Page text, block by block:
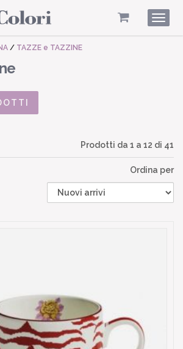
/ TAZZE e TAZZINE
Prodotti da 1 a 12 di 41
Ordina per